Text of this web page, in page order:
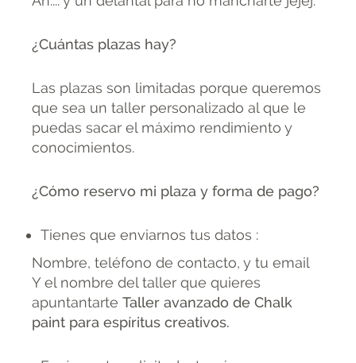
¿Cuántas plazas hay?
Las plazas son limitadas porque queremos
que sea un taller personalizado al que le
puedas sacar el máximo rendimiento y
conocimientos.
¿Cómo reservo mi plaza y forma de pago?
Tienes que enviarnos tus datos :
Nombre, teléfono de contacto, y tu email
Y el nombre del taller que quieres
apuntantarte Taller avanzado de Chalk
paint para espíritus creativos.